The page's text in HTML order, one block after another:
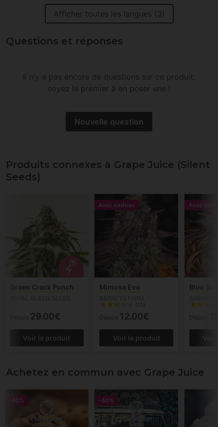
Afficher toutes les langues (3)
Questions et réponses
Il n’y a pas encore de questions sur ce produit,
soyez le premier à en poser une !
Nouvelle question
Produits connexes à Grape Juice (Silent
Seeds)
Green Crack Punch
Depuis 29.00€
Voir le produit
Avec cadeau
Mimosa Evo
(11)
Depuis 12.00€
Voir le produit
Avec
Blue
Depuis
Achetez en commun avec Grape Juice
-40% -40%